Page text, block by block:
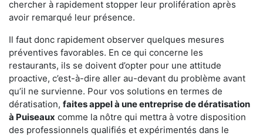
chercher à rapidement stopper leur prolifération après
avoir remarqué leur présence.
Il faut donc rapidement observer quelques mesures
préventives favorables. En ce qui concerne les
restaurants, ils se doivent d’opter pour une attitude
proactive, c’est-à-dire aller au-devant du problème avant
qu’il ne survienne. Pour vos solutions en termes de
dératisation, faites appel à une entreprise de dératisation
à Puiseaux comme la nôtre qui mettra à votre disposition
des professionnels qualifiés et expérimentés dans le